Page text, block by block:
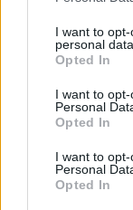
I want to
personal data.
Opted In
I want to
Personal
Opted In
I want to
Personal
Opted In
Πηγή: ΑΠΕ-